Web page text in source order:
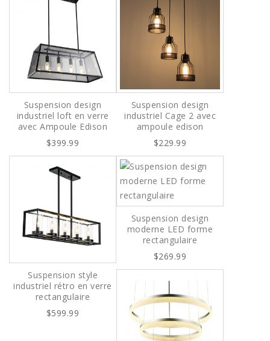
Suspension design
industriel loft en verre
avec Ampoule Edison
$399.99
Suspension design
industriel Cage 2 avec
ampoule edison
$229.99
Suspension style
industriel rétro en verre
rectangulaire
$599.99
Suspension design
moderne LED forme
rectangulaire
$269.99